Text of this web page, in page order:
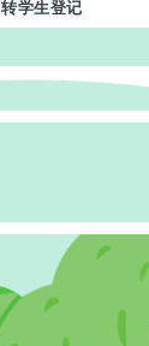
转学生登记